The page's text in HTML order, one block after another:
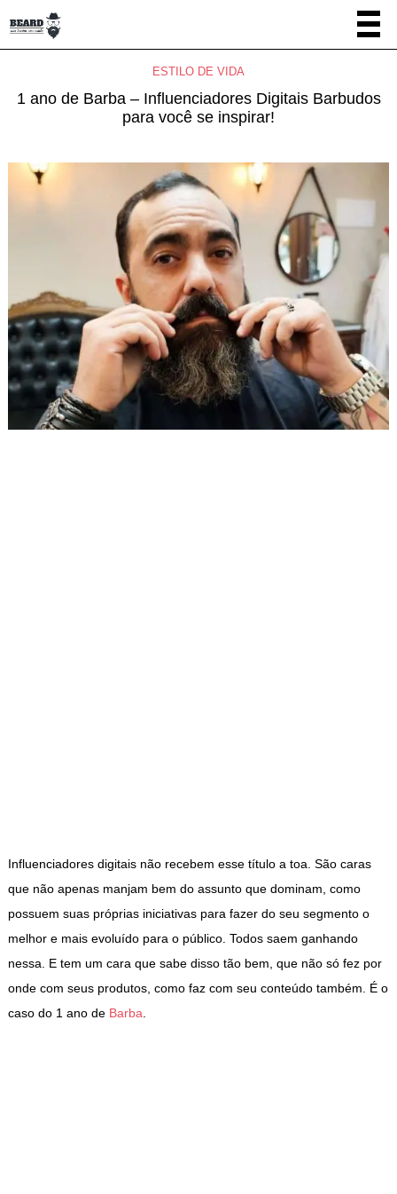
ESTILO DE VIDA
1 ano de Barba – Influenciadores Digitais Barbudos
para você se inspirar!
Influenciadores digitais não recebem esse título a toa. São caras
que não apenas manjam bem do assunto que dominam, como
possuem suas próprias iniciativas para fazer do seu segmento o
melhor e mais evoluído para o público. Todos saem ganhando
nessa. E tem um cara que sabe disso tão bem, que não só fez por
onde com seus produtos, como faz com seu conteúdo também. É o
caso do 1 ano de Barba